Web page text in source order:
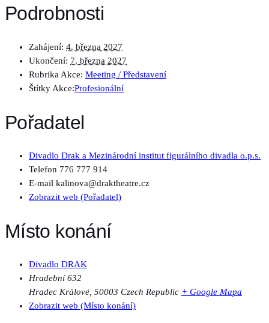
Podrobnosti
Zahájení: 4. března 2027
Ukončení: 7. března 2027
Rubrika Akce: Meeting / Představení
Štítky Akce:Profesionální
Pořadatel
Divadlo Drak a Mezinárodní institut figurálního divadla o.p.s.
Telefon 776 777 914
E-mail kalinova@draktheatre.cz
Zobrazit web (Pořadatel)
Místo konání
Divadlo DRAK
Hradební 632
Hradec Králové, 50003 Czech Republic + Google Mapa
Zobrazit web (Místo konání)